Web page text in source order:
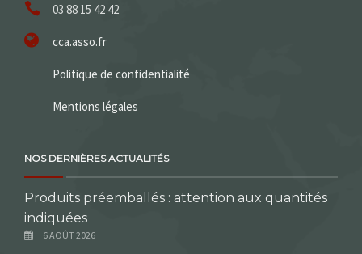
03 88 15 42 42
cca.asso.fr
Politique de confidentialité
Mentions légales
NOS DERNIÈRES ACTUALITÉS
Produits préemballés : attention aux quantités
indiquées
6 AOÛT 2026